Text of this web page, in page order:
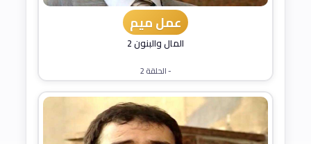
عمل ميم
المال والبنون 2
- الحلقة 2